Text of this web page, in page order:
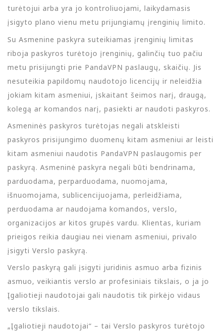
turėtojui arba yra jo kontroliuojami, laikydamasis
įsigyto plano vienu metu prijungiamų įrenginių limito.
Su Asmenine paskyra suteikiamas įrenginių limitas
riboja paskyros turėtojo įrenginių, galinčių tuo pačiu
metu prisijungti prie PandaVPN paslaugų, skaičių. Jis
nesuteikia papildomų naudotojo licencijų ir neleidžia
jokiam kitam asmeniui, įskaitant šeimos narį, draugą,
kolegą ar komandos narį, pasiekti ar naudoti paskyros.
Asmeninės paskyros turėtojas negali atskleisti
paskyros prisijungimo duomenų kitam asmeniui ar leisti
kitam asmeniui naudotis PandaVPN paslaugomis per
paskyrą. Asmeninė paskyra negali būti bendrinama,
parduodama, perparduodama, nuomojama,
išnuomojama, sublicencijuojama, perleidžiama,
perduodama ar naudojama komandos, verslo,
organizacijos ar kitos grupės vardu. Klientas, kuriam
prieigos reikia daugiau nei vienam asmeniui, privalo
įsigyti Verslo paskyrą.
Verslo paskyrą gali įsigyti juridinis asmuo arba fizinis
asmuo, veikiantis verslo ar profesiniais tikslais, o ja jo
Įgaliotieji naudotojai gali naudotis tik pirkėjo vidaus
verslo tikslais.
„Įgaliotieji naudotojai“ – tai Verslo paskyros turėtojo